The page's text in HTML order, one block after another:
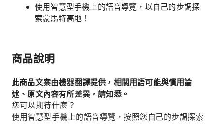
使用智慧型手機上的語音導覽，以自己的步調探
索蒙馬特高地！
商品說明
此商品文案由機器翻譯提供，相關用語可能與慣用論
述、原文內容有所差異，請知悉。
您可以期待什麼？
使用智慧型手機上的語音導覽，按照您自己的步調探索